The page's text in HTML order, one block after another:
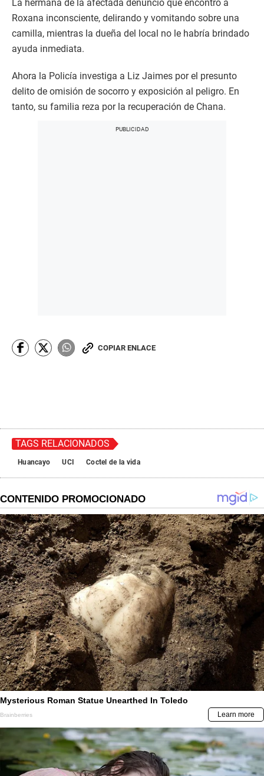
La hermana de la afectada denunció que encontró a
Roxana inconsciente, delirando y vomitando sobre una
camilla, mientras la dueña del local no le habría brindado
ayuda inmediata.
Ahora la Policía investiga a Liz Jaimes por el presunto
delito de omisión de socorro y exposición al peligro. En
tanto, su familia reza por la recuperación de Chana.
COPIAR ENLACE
TAGS RELACIONADOS
Huancayo UCI Coctel de la vida